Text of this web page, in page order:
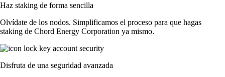
Haz staking de forma sencilla
Olvídate de los nodos. Simplificamos el proceso para que hagas
staking de Chord Energy Corporation ya mismo.
Disfruta de una seguridad avanzada